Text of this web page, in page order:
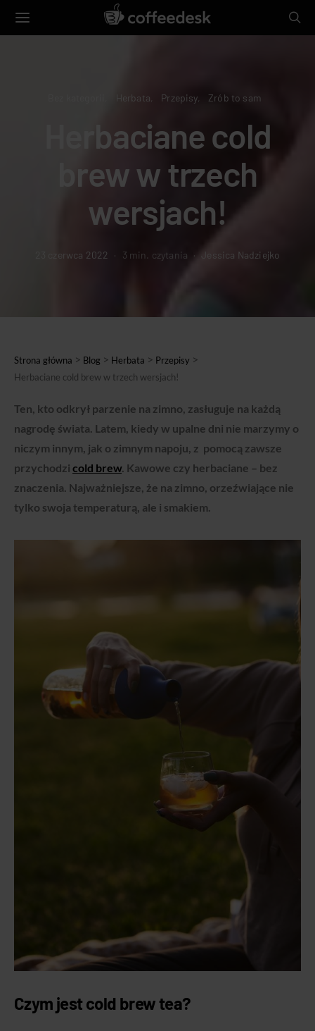
Herbata Przepisy Zrób to sam
Herbaciane cold
brew w trzech
wersjach!
23 czerwca 2022 3 min. czytania Jessica Nadziejko
Strona główna > Blog > Herbata > Przepisy >
Herbaciane cold brew w trzech wersjach!
Ten, kto odkrył parzenie na zimno, zasługuje na każdą
nagrodę świata. Latem, kiedy w upalne dni nie marzymy o
niczym innym, jak o zimnym napoju, z pomocą zawsze
przychodzi cold brew. Kawowe czy herbaciane – bez
znaczenia. Najważniejsze, że na zimno, orzeźwiające nie
tylko swoja temperaturą, ale i smakiem.
Czym jest cold brew tea?